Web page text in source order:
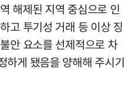
해제된 지역 중심으로 인
고 투기성 거래 등 이상 징
안 요소를 선제적으로 차
하게 됐음을 양해해 주시기